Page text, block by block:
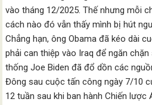
vào tháng 12/2025. Thế nhưng mỗi
cách nào đó vẫn thấy mình bị hút
Chẳng hạn, ông Obama đã kéo dài
phải can thiệp vào Iraq để ngăn
thống Joe Biden đã đổ dồn các
Đông sau cuộc tấn công ngày 7/10
12 tuần sau khi ban hành Chiến lược